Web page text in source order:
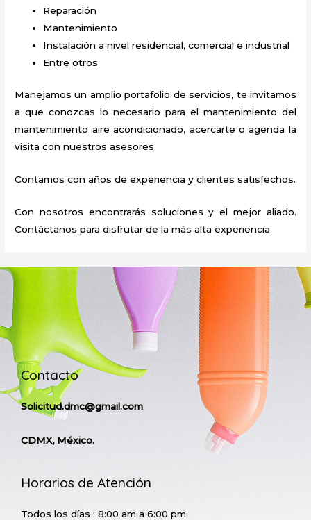
Reparación
Mantenimiento
Instalación a nivel residencial, comercial e industrial
Entre otros
Manejamos un amplio portafolio de servicios, te invitamos
a que conozcas lo necesario para el mantenimiento del
mantenimiento aire acondicionado, acercarte o agenda la
visita con nuestros asesores.
Contamos con años de experiencia y clientes satisfechos.
Con nosotros encontrarás soluciones y el mejor aliado.
Contáctanos para disfrutar de la más alta experiencia
Contacto
Solicitud.dmc@gmail.com
CDMX, México.
Horarios de Atención
Todos los días : 8:00 am a 6:00 pm